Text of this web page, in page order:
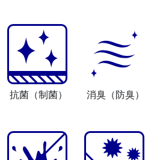
抗菌 （制菌） 消臭 （防臭）